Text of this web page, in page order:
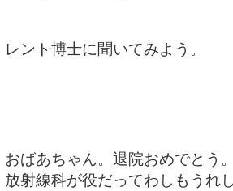
レント博士に聞いてみよう。
おばあちゃん。退院おめでとう
放射線科が役だってわしもうれ